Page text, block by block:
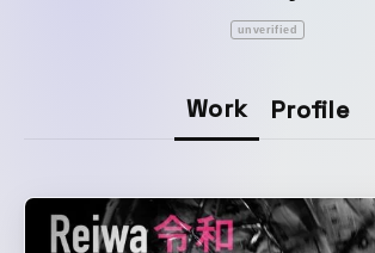
unverified
Work Profile